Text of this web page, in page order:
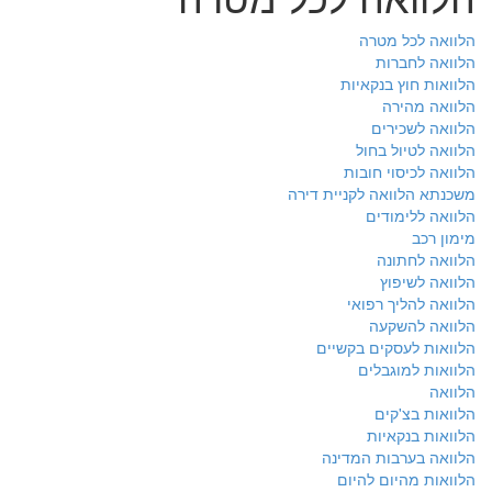
הלוואה לכל מטרה
הלוואה לחברות
הלוואות חוץ בנקאיות
הלוואה מהירה
הלוואה לשכירים
הלוואה לטיול בחול
הלוואה לכיסוי חובות
משכנתא הלוואה לקניית דירה
הלוואה ללימודים
מימון רכב
הלוואה לחתונה
הלוואה לשיפוץ
הלוואה להליך רפואי
הלוואה להשקעה
הלוואות לעסקים בקשיים
הלוואות למוגבלים
הלוואה
הלוואות בצ'קים
הלוואות בנקאיות
הלוואה בערבות המדינה
הלוואות מהיום להיום